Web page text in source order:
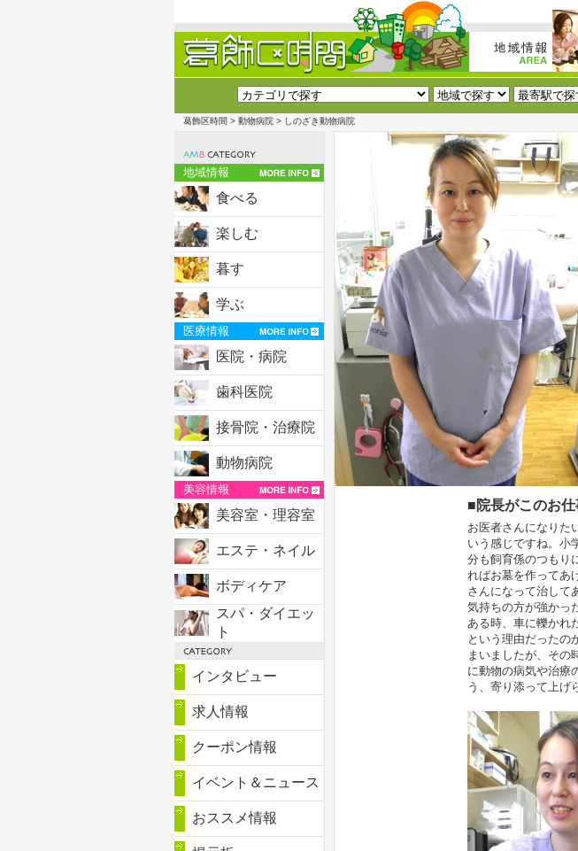
葛飾区時間 > 動物病院 > しのざき動物病院
地域情報
食べる
楽しむ
暮す
学ぶ
医療情報
医院・病院
歯科医院
接骨院・治療院
動物病院
美容情報
美容室・理容室
エステ・ネイル
ボディケア
スパ・ダイエッ
ト
インタビュー
求人情報
クーポン情報
イベント＆ニュース
おススメ情報
■院長がこのお仕
お医者さんになりた
いう感じですね。小
分も飼育係のつもり
ればお墓を作ってあ
さんになって治して
気持ちの方が強かっ
ある時、車に轢かれ
という理由だったの
まいましたが、その
に動物の病気や治療
う、寄り添って上げ